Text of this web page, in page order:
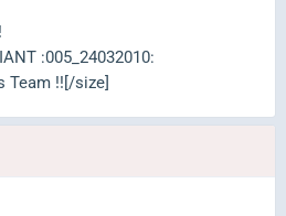
:005_24032010:
Team !![/size]